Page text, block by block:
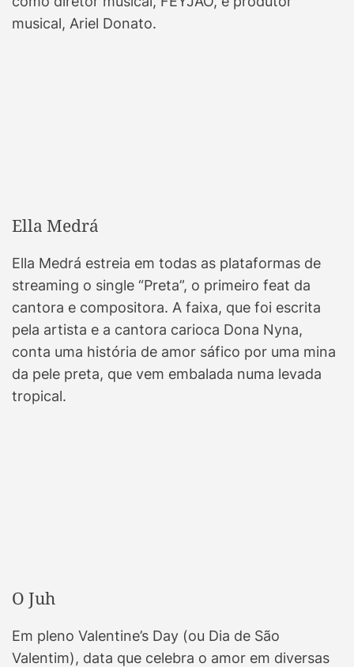
musical, Ariel Donato.
Ella Medrá
Ella Medrá estreia em todas as plataformas de
streaming o single “Preta”, o primeiro feat da
cantora e compositora. A faixa, que foi escrita
pela artista e a cantora carioca Dona Nyna,
conta uma história de amor sáfico por uma mina
da pele preta, que vem embalada numa levada
tropical.
O Juh
Em pleno Valentine’s Day (ou Dia de São
Valentim), data que celebra o amor em diversas